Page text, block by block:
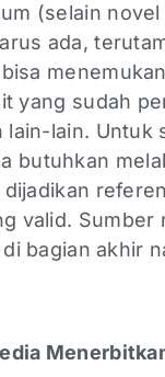
(selain
ada,
yang sudah
lain. Untuk
butuhkan
valid.
bagian akhir